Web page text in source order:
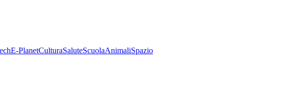
E-PlanetCulturaSaluteScuolaAnimaliSpazio